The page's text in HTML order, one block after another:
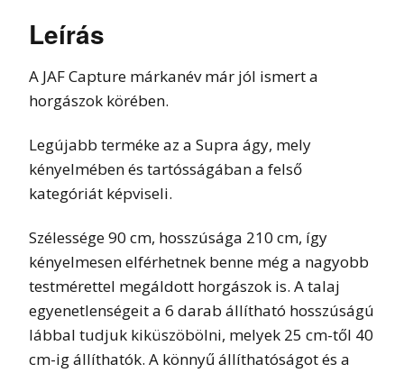
Leírás
A JAF Capture márkanév már jól ismert a
horgászok körében.
Legújabb terméke az a Supra ágy, mely
kényelmében és tartósságában a felső
kategóriát képviseli.
Szélessége 90 cm, hosszúsága 210 cm, így
kényelmesen elférhetnek benne még a nagyobb
testmérettel megáldott horgászok is. A talaj
egyenetlenségeit a 6 darab állítható hosszúságú
lábbal tudjuk kiküszöbölni, melyek 25 cm-től 40
cm-ig állíthatók. A könnyű állíthatóságot és a